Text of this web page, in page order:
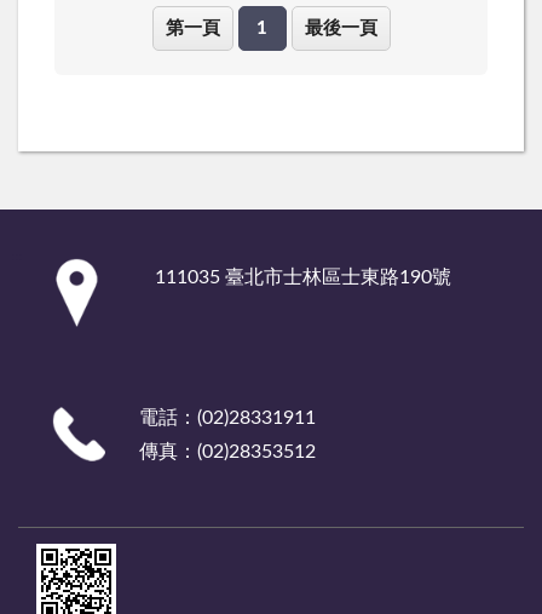
第一頁 1 最後一頁
111035 臺北市士林區士東路190號
電話：(02)28331911
傳真：(02)28353512